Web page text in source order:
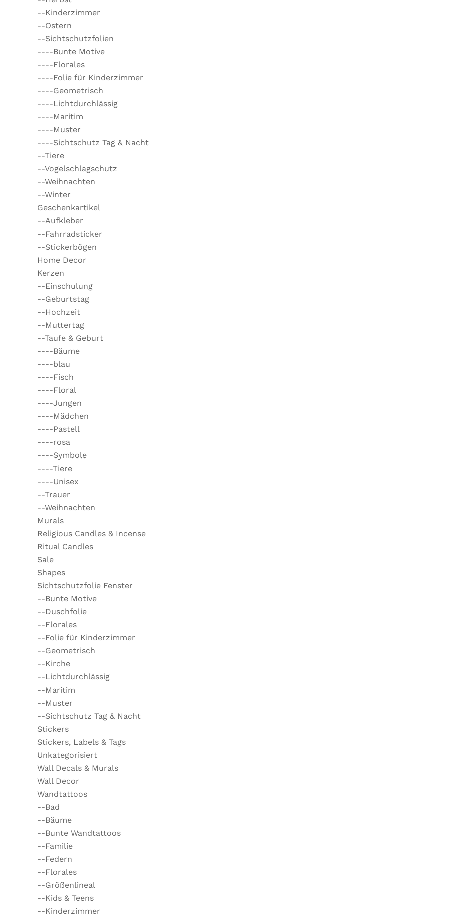
--Kinderzimmer
--Ostern
--Sichtschutzfolien
----Bunte Motive
----Florales
----Folie für Kinderzimmer
----Geometrisch
----Lichtdurchlässig
----Maritim
----Muster
----Sichtschutz Tag & Nacht
--Tiere
--Vogelschlagschutz
--Weihnachten
--Winter
Geschenkartikel
--Aufkleber
--Fahrradsticker
--Stickerbögen
Home Decor
Kerzen
--Einschulung
--Geburtstag
--Hochzeit
--Muttertag
--Taufe & Geburt
----Bäume
----blau
----Fisch
----Floral
----Jungen
----Mädchen
----Pastell
----rosa
----Symbole
----Tiere
----Unisex
--Trauer
--Weihnachten
Murals
Religious Candles & Incense
Ritual Candles
Sale
Shapes
Sichtschutzfolie Fenster
--Bunte Motive
--Duschfolie
--Florales
--Folie für Kinderzimmer
--Geometrisch
--Kirche
--Lichtdurchlässig
--Maritim
--Muster
--Sichtschutz Tag & Nacht
Stickers
Stickers, Labels & Tags
Unkategorisiert
Wall Decals & Murals
Wall Decor
Wandtattoos
--Bad
--Bäume
--Bunte Wandtattoos
--Familie
--Federn
--Florales
--Größenlineal
--Kids & Teens
--Kinderzimmer